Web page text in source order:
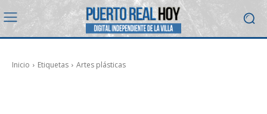
Inicio Etiquetas Artes plásticas